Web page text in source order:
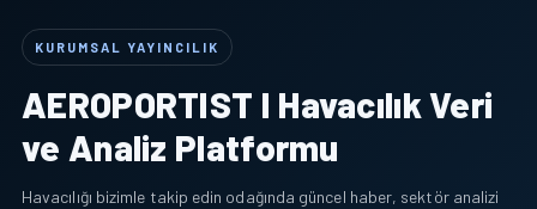
KURUMSAL YAYINCILIK
AEROPORTIST I Havacılık Veri
ve Analiz Platformu
Havacılığı bizimle takip edin odağında güncel haber, sektör analizi